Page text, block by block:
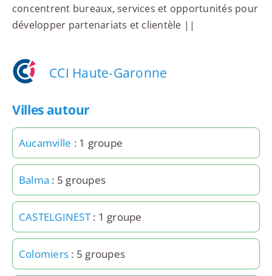
concentrent bureaux, services et opportunités pour
développer partenariats et clientèle ||
CCI Haute-Garonne
Villes autour
Aucamville : 1 groupe
Balma : 5 groupes
CASTELGINEST: 1 groupe
Colomiers : 5 groupes